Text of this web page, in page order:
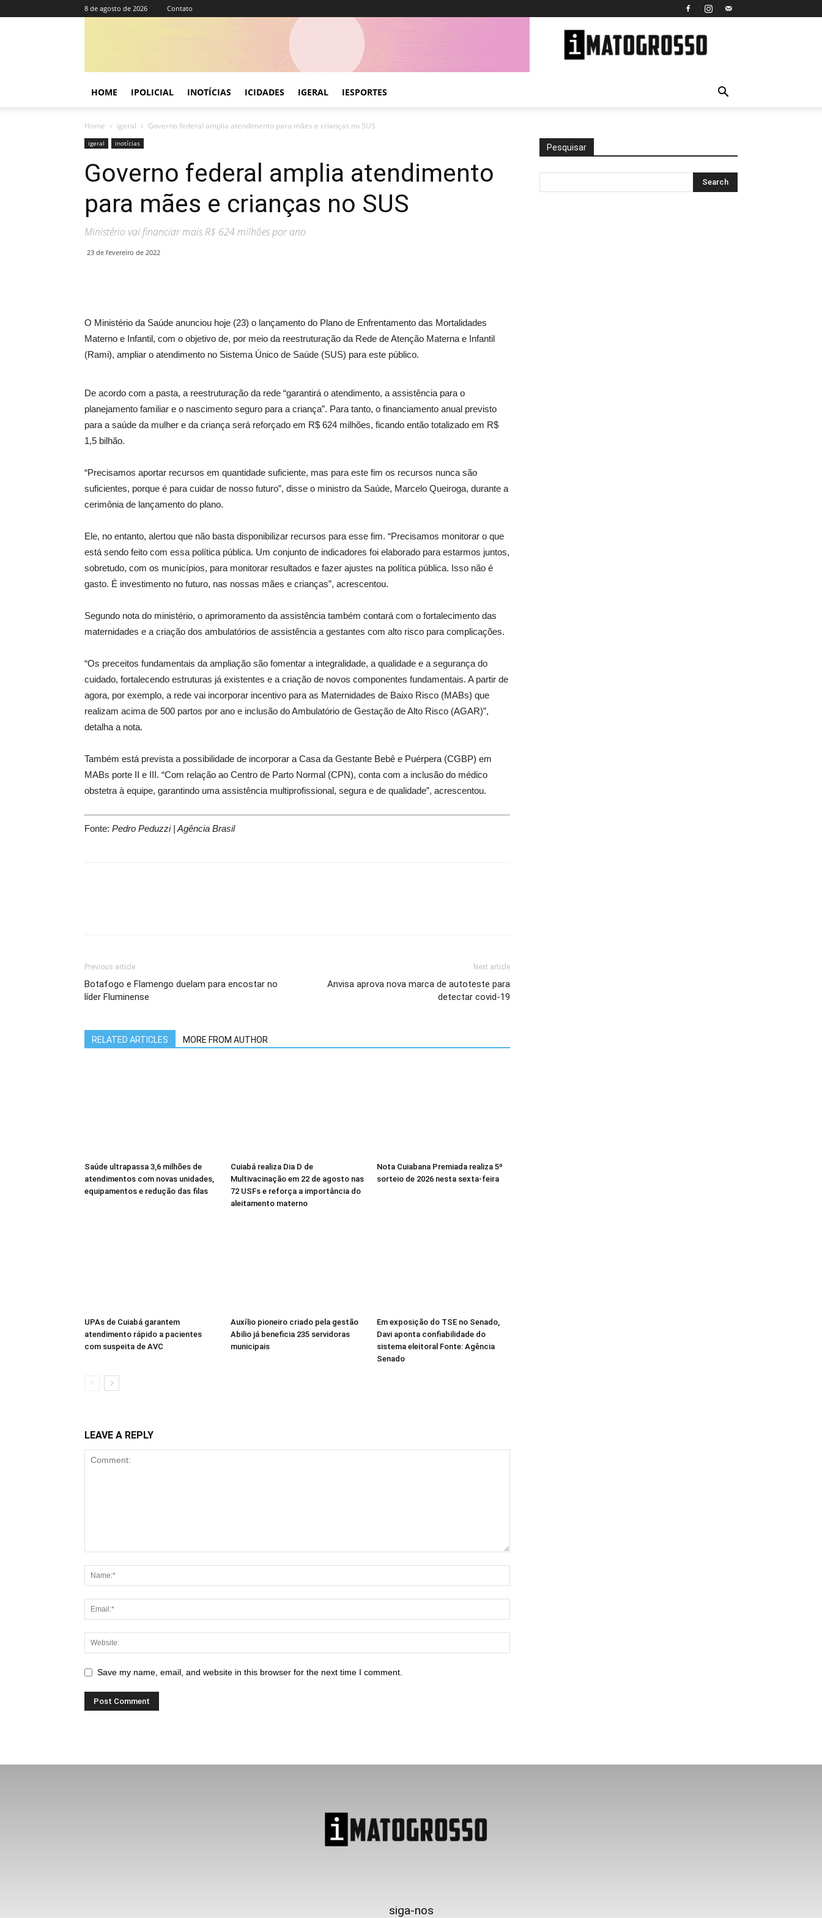
8 de agosto de 2026 Contato
Grosso
HOME IPOLICIAL INOTÍCIAS ICIDADES IGERAL IESPORTES
Home igeral Governo federal amplia atendimento para mães e crianças no SUS
igeral inotícias
Governo federal amplia atendimento
para mães e crianças no SUS
Ministério vai financiar mais R$ 624 milhões por ano
23 de fevereiro de 2022
O Ministério da Saúde anunciou hoje (23) o lançamento do Plano de Enfrentamento das Mortalidades
Materno e Infantil, com o objetivo de, por meio da reestruturação da Rede de Atenção Materna e Infantil
(Rami), ampliar o atendimento no Sistema Único de Saúde (SUS) para este público.
De acordo com a pasta, a reestruturação da rede “garantirá o atendimento, a assistência para o
planejamento familiar e o nascimento seguro para a criança”. Para tanto, o financiamento anual previsto
para a saúde da mulher e da criança será reforçado em R$ 624 milhões, ficando então totalizado em R$
1,5 bilhão.
“Precisamos aportar recursos em quantidade suficiente, mas para este fim os recursos nunca são
suficientes, porque é para cuidar de nosso futuro”, disse o ministro da Saúde, Marcelo Queiroga, durante a
cerimônia de lançamento do plano.
Ele, no entanto, alertou que não basta disponibilizar recursos para esse fim. “Precisamos monitorar o que
está sendo feito com essa política pública. Um conjunto de indicadores foi elaborado para estarmos juntos,
sobretudo, com os municípios, para monitorar resultados e fazer ajustes na política pública. Isso não é
gasto. É investimento no futuro, nas nossas mães e crianças”, acrescentou.
Segundo nota do ministério, o aprimoramento da assistência também contará com o fortalecimento das
maternidades e a criação dos ambulatórios de assistência a gestantes com alto risco para complicações.
“Os preceitos fundamentais da ampliação são fomentar a integralidade, a qualidade e a segurança do
cuidado, fortalecendo estruturas já existentes e a criação de novos componentes fundamentais. A partir de
agora, por exemplo, a rede vai incorporar incentivo para as Maternidades de Baixo Risco (MABs) que
realizam acima de 500 partos por ano e inclusão do Ambulatório de Gestação de Alto Risco (AGAR)”,
detalha a nota.
Também está prevista a possibilidade de incorporar a Casa da Gestante Bebê e Puérpera (CGBP) em
MABs porte II e III. “Com relação ao Centro de Parto Normal (CPN), conta com a inclusão do médico
obstetra à equipe, garantindo uma assistência multiprofissional, segura e de qualidade”, acrescentou.
Fonte: Pedro Peduzzi | Agência Brasil
Previous article
Botafogo e Flamengo duelam para encostar no
líder Fluminense
Next article
Anvisa aprova nova marca de autoteste para
detectar covid-19
RELATED ARTICLES MORE FROM AUTHOR
Saúde ultrapassa 3,6 milhões de
atendimentos com novas unidades,
equipamentos e redução das filas
Cuiabá realiza Dia D de
Multivacinação em 22 de agosto nas
72 USFs e reforça a importância do
aleitamento materno
Nota Cuiabana Premiada realiza 5º
sorteio de 2026 nesta sexta-feira
UPAs de Cuiabá garantem
atendimento rápido a pacientes
com suspeita de AVC
Auxílio pioneiro criado pela gestão
Abilio já beneficia 235 servidoras
municipais
Em exposição do TSE no Senado,
Davi aponta confiabilidade do
sistema eleitoral Fonte: Agência
Senado
LEAVE A REPLY
Save my name, email, and website in this browser for the next time I comment.
Pesquisar
siga-nos